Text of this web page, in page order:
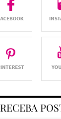
RECEBA